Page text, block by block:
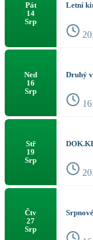
Pát
14
Srp
Letní
Ned
16
Srp
Druhý
Stř
19
Srp
Čtv
27
Srp